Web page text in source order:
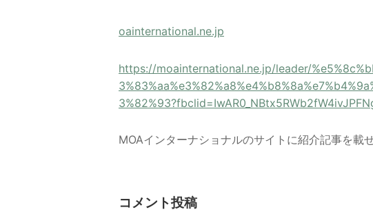
oainternational.ne.jp
https://moainternational.ne.jp/leader/
MOAインターナショナルのサイトに紹介記事を載
コメント投稿